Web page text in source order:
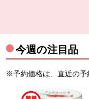
今週の注目品
※予約価格は、直近の予